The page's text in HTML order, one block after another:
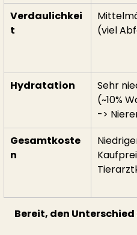
Verdaulichkei
t
(viel
Hydratation
Sehr
(~10%
->
Gesamtkoste
n
Bereit, den Unterschied